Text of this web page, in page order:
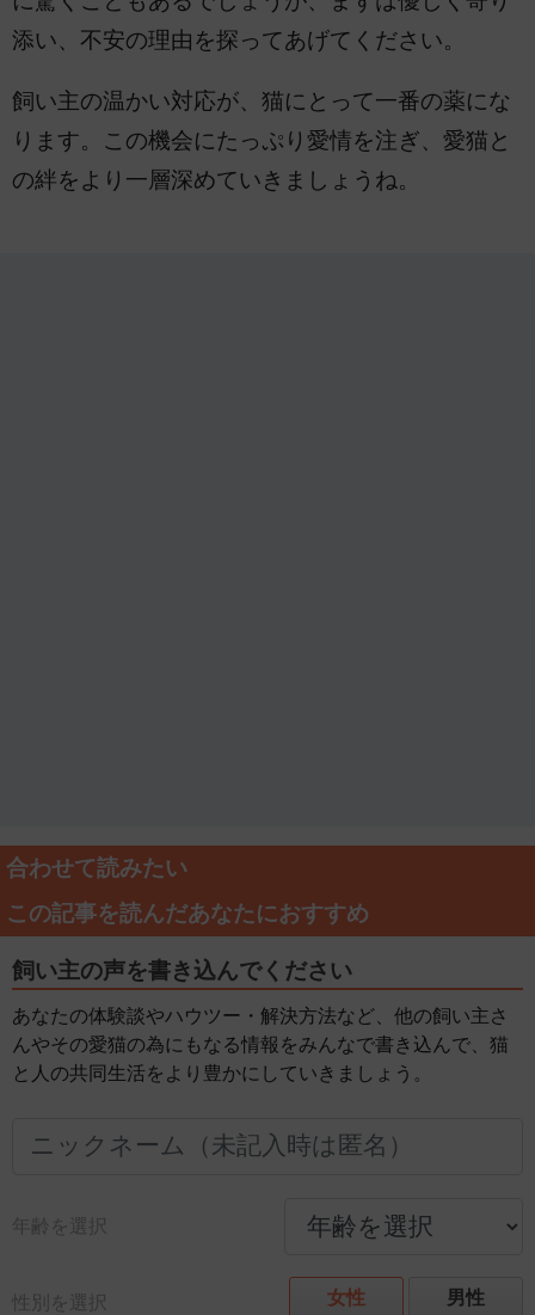
添い、不安の理由を探ってあげてください。
飼い主の温かい対応が、猫にとって一番の薬にな
ります。この機会にたっぷり愛情を注ぎ、愛猫と
の絆をより一層深めていきましょうね。
合わせて読みたい
この記事を読んだあなたにおすすめ
飼い主の声を書き込んでください
あなたの体験談やハウツー・解決方法など、他の飼い主さ
んやその愛猫の為にもなる情報をみんなで書き込んで、猫
と人の共同生活をより豊かにしていきましょう。
年齢を選択
性別を選択 女性 男性